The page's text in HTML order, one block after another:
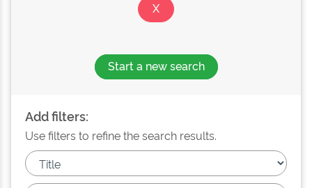
Start a new search
Add filters:
Use filters to refine the search results.